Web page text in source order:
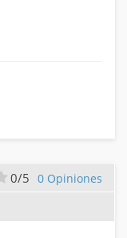
0/5 0 Opiniones